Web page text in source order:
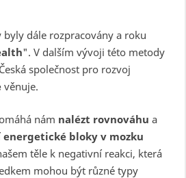
byly dále rozpracovány a roku
". V dalším vývoji této metody
společnost pro rozvoj
věnuje.
nám nalézt rovnováhu a
energetické bloky v mozku
těle k negativní reakci, která
mohou být různé typy